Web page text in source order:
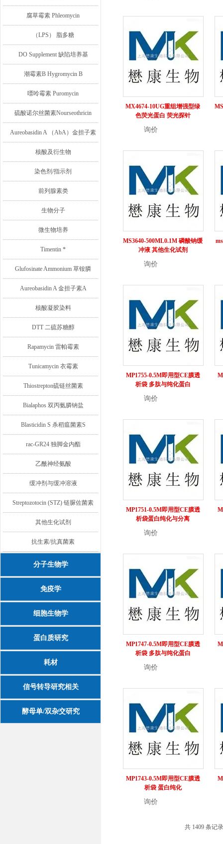
腐草霉素 Phleomycin
（LPS） 脂多糖
DO Supplement 缺陷培养基
潮霉素B Hygromycin B
嘌呤霉素 Puromycin
硫酸诺尔丝菌素Nourseothricin
Aureobasidin A （AbA）金担子素
A
核酸及衍生物
染色剂/指示剂
前列腺素类
生物分子
微生物培养
Timentin *
Glufosinate Ammonium 草铵膦
Aureobasidin A 金担子素A
核酸凝胶染料
DTT 二硫苏糖醇
Rapamycin 雷帕霉素
Tunicamycin 衣霉素
Thiostrepton硫链丝菌素
Bialaphos 双丙氨膦钠盐
Blasticidin S 杀稻瘟菌素S
rac-GR24 独脚金内酯
乙酰神经氨酸
缓冲剂与缓冲溶液
Streptozotocin (STZ) 链脲佐菌素
其他生化试剂
抗生素/抗真菌素
分子生物学
免疫学
细胞生物学
蛋白质研究
耗材
信号转导研究相关
酵母单/双杂交研究
MX4674-10UG重组增强型绿
色荧光蛋白 荧光探针
询价
MS3640-500ML0.1M 磷酸钠缓
冲液 其他生化试剂
询价
MP1755-0.5M即用型CE膜透
析袋 多肽与纯化蛋白
询价
MP1751-0.5M即用型CE膜透
析袋蛋白纯化与分离
询价
MP1747-0.5M即用型CE膜透
析袋 多肽与纯化蛋白
询价
MP1743-0.5M即用型CE膜透
析袋 蛋白纯化
询价
共 1409 条记